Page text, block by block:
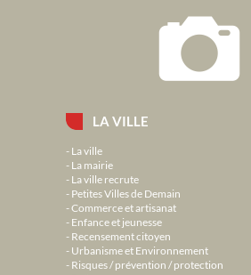
LA VILLE
La ville
La mairie
La ville recrute
Petites Villes de Demain
Commerce et artisanat
Enfance et jeunesse
Recensement citoyen
Urbanisme et Environnement
Risques / prévention / protection